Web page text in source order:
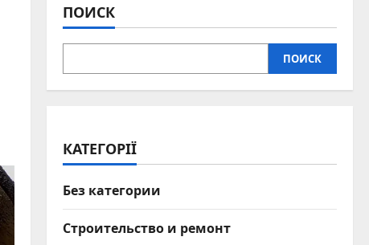
ПОИСК
ПОИСК
КАТЕГОРІЇ
Без категории
Строительство и ремонт